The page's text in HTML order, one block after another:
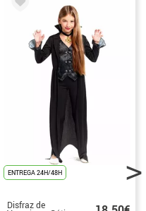
ENTREGA 24H/48H
Disfraz de